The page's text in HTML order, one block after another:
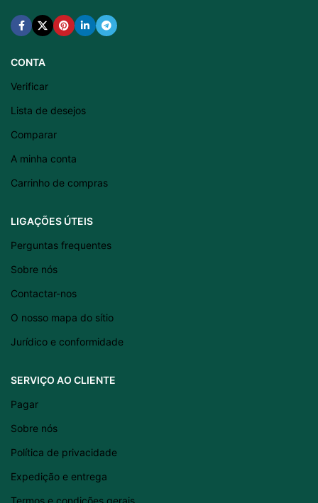
CONTA
Verificar
Lista de desejos
Comparar
A minha conta
Carrinho de compras
LIGAÇÕES ÚTEIS
Perguntas frequentes
Sobre nós
Contactar-nos
O nosso mapa do sítio
Jurídico e conformidade
SERVIÇO AO CLIENTE
Pagar
Sobre nós
Política de privacidade
Expedição e entrega